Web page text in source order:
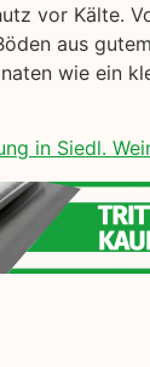
vor Kälte.
aus
wie ein
in Siedl.